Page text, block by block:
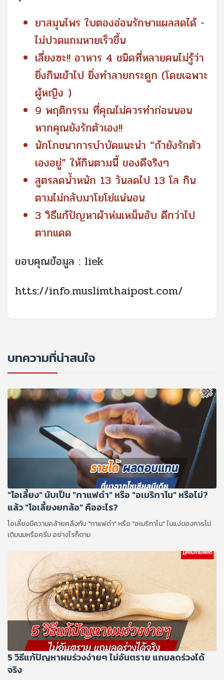
ยาสมุนไพร ใบตองอ่อนรักษาแผลสดได้ -
ไม่ปวดแถมหายเร็วขึ้น
เลี่ยงซะ!! อาหาร 4 ชนิดที่หลายคนไม่รู้ว่า
ยิ่งกินเข้าไป ยิ่งทำลายกระดูก (โดยเฉพาะ
ผู้หญิง )
9 พฤติกรรม ที่คุณไม่ควรทำก่อนนอน
หากคุณยังรักตัวเอง!!
นักโภชนาการบำบัดแนะนำ “ถ้ายังรักตัว
เองอยู่” ให้กินตามนี้ ของดีจริงๆ
สูตรลดน้ำหนัก 13 วันลดไป 13 โล กิน
ตามไม่กลับมาโยโย่แน่นอน
3 วิธีแก้ปัญหาผ้าห่มเหม็นอับ ดีกว่าไป
ตากแดด
ขอบคุณข้อมูล : liek
htts://info.muslimthaipost.com/
บทความที่น่าสนใจ
"โอเลี้ยง" นับเป็น "กาแฟดำ" หรือ "อเมริกาโน" หรือไม่?
แล้ว "โอเลี้ยงยกล้อ" คืออะไร?
โอเลี้ยงมีความคล้ายคลึงกับ "กาแฟดำ" หรือ "อเมริกาโน" ในแง่ของการไม่
เติมนมหรือครีม อย่างไรก็ตาม
5 วิธีแก้ปัญหาผมร่วงง่ายๆ ไม่อันตราย แถมลดร่วงได้
จริง